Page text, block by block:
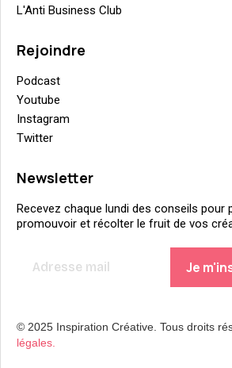
L'Anti Business Club
Rejoindre
Podcast
Youtube
Instagram
Twitter
Newsletter
Recevez chaque lundi des conseils pour
promouvoir et récolter le fruit de vos
© 2025 Inspiration Créative. Tous droits
légales.